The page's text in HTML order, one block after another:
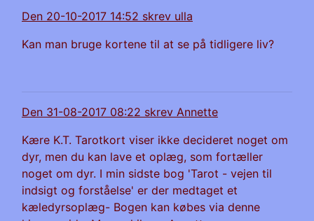
Den 20-10-2017 14:52 skrev ulla
Kan man bruge kortene til at se på tidligere liv?
Den 31-08-2017 08:22 skrev Annette
Kære K.T. Tarotkort viser ikke decideret noget om
dyr, men du kan lave et oplæg, som fortæller
noget om dyr. I min sidste bog 'Tarot - vejen til
indsigt og forståelse' er der medtaget et
kæledyrsoplæg- Bogen kan købes via denne